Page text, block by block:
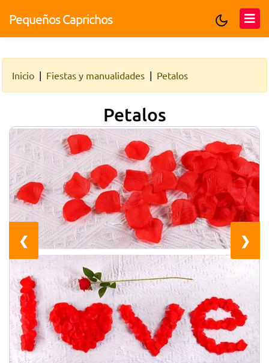
Pequeños Caprichos
Inicio Fiestas y manualidades Petalos
Petalos
❮ ❯